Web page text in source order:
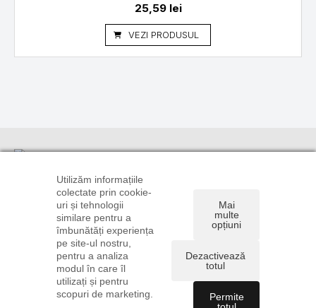
25,59 lei
VEZI PRODUSUL
0720 106
0722 585
comenzi@instalatiionline.ro
Informații
TRANSPORT
ȘI PLATĂ
POLITICA DE
CONFIDENȚIALITATE
ȘI COOKIE
TERMENI ȘI
CONDIȚII
Suport
DE RETUR
Linkuri utile
COMENZI
PAROLĂ
Utilizăm informațiile
colectate prin cookie-
uri și tehnologii
similare pentru a
îmbunătăți experiența
pe site-ul nostru,
pentru a analiza
modul în care îl
utilizați și pentru
scopuri de marketing.
Mai
multe
opțiuni
Dezactivează
totul
Permite